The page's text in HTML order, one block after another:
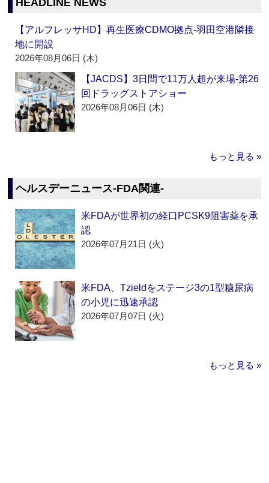
HEADLINE NEWS
【アルフレッサHD】再生医療CDMO拠点‐羽田空港隣接
地に開設
2026年08月06日 (木)
【JACDS】3日間で11万人超が来場‐第26
回ドラッグストアショー
2026年08月06日 (木)
もっと見る »
ヘルスデーニュース‐FDA関連‐
米FDAが世界初の経口PCSK9阻害薬を承
認
2026年07月21日 (火)
米FDA、Tzieldをステージ3の1型糖尿病
の小児に迅速承認
2026年07月07日 (火)
もっと見る »